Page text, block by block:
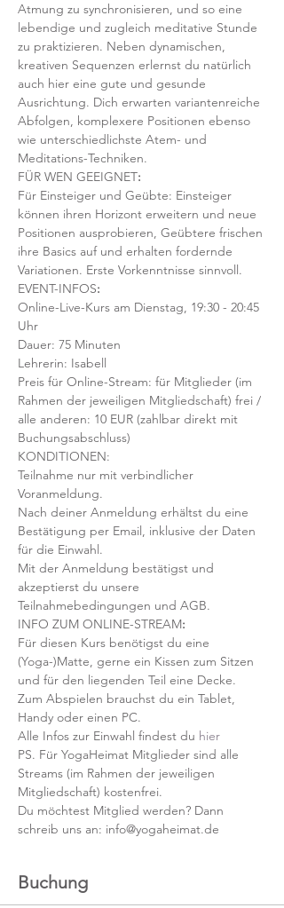
Atmung zu synchronisieren, und so eine
lebendige und zugleich meditative Stunde
zu praktizieren. Neben dynamischen,
kreativen Sequenzen erlernst du natürlich
auch hier eine gute und gesunde
Ausrichtung. Dich erwarten variantenreiche
Abfolgen, komplexere Positionen ebenso
wie unterschiedlichste Atem- und
Meditations-Techniken.
FÜR WEN GEEIGNET:
Für Einsteiger und Geübte: Einsteiger
können ihren Horizont erweitern und neue
Positionen ausprobieren, Geübtere frischen
ihre Basics auf und erhalten fordernde
Variationen. Erste Vorkenntnisse sinnvoll.
EVENT-INFOS:
Online-Live-Kurs am Dienstag, 19:30 - 20:45
Uhr
Dauer: 75 Minuten
Lehrerin: Isabell
Preis für Online-Stream: für Mitglieder (im
Rahmen der jeweiligen Mitgliedschaft) frei /
alle anderen: 10 EUR (zahlbar direkt mit
Buchungsabschluss)
KONDITIONEN:
Teilnahme nur mit verbindlicher
Voranmeldung.
Nach deiner Anmeldung erhältst du eine
Bestätigung per Email, inklusive der Daten
für die Einwahl.
Mit der Anmeldung bestätigst und
akzeptierst du unsere
Teilnahmebedingungen und AGB.
INFO ZUM ONLINE-STREAM:
Für diesen Kurs benötigst du eine
(Yoga-)Matte, gerne ein Kissen zum Sitzen
und für den liegenden Teil eine Decke.
Zum Abspielen brauchst du ein Tablet,
Handy oder einen PC.
Alle Infos zur Einwahl findest du hier
PS. Für YogaHeimat Mitglieder sind alle
Streams (im Rahmen der jeweiligen
Mitgliedschaft) kostenfrei.
Du möchtest Mitglied werden? Dann
schreib uns an: info@yogaheimat.de
Buchung